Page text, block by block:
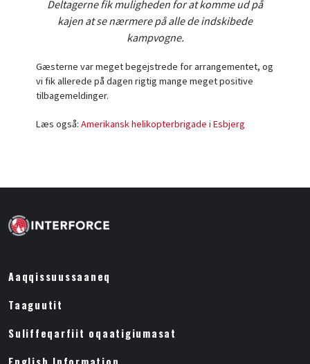
Deltagerne fik muligheden for at komme ud på
kajen at se nærmere på alle de indskibede
kampvogne.
Gæsterne var meget begejstrede for arrangementet, og
vi fik allerede på dagen rigtig mange meget positive
tilbagemeldinger.
Læs også: Amerikansk helikopterbrigade i Esbjerg
Aaqqissuussaaneq
Taaguutit
Suliffeqarfiit oqaatigiumasat